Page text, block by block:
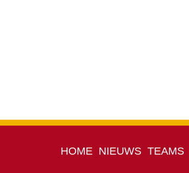
HOME NIEUWS TEAMS